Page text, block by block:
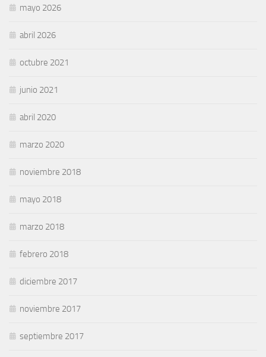
mayo 2026
abril 2026
octubre 2021
junio 2021
abril 2020
marzo 2020
noviembre 2018
mayo 2018
marzo 2018
febrero 2018
diciembre 2017
noviembre 2017
septiembre 2017